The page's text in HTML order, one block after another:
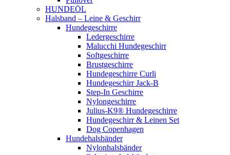
HUNDEÖL
Halsband – Leine & Geschirr
Hundegeschirre
Ledergeschirre
Malucchi Hundegeschirr
Softgeschirre
Brustgeschirre
Hundegeschirre Curli
Hundegeschirr Jack-B
Step-In Geschirre
Nylongeschirre
Julius-K9® Hundegeschirre
Hundegeschirr & Leinen Set
Dog Copenhagen
Hundehalsbänder
Nylonhalsbänder